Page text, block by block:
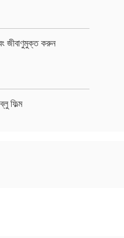
জীবাণুমুক্ত করুন
ফিল্ম